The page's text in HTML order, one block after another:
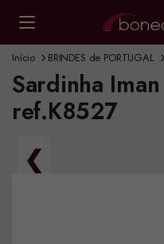
Início BRINDES de PORTUGAL
Sardinha
ref.K8527
❮